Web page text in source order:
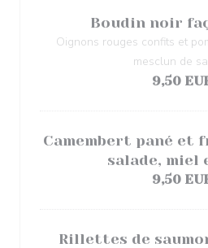
Boudin noir
Oignons rouges confits et
mesclun de
9,50
Camembert pané et
salade, miel
9,50
Rillettes de